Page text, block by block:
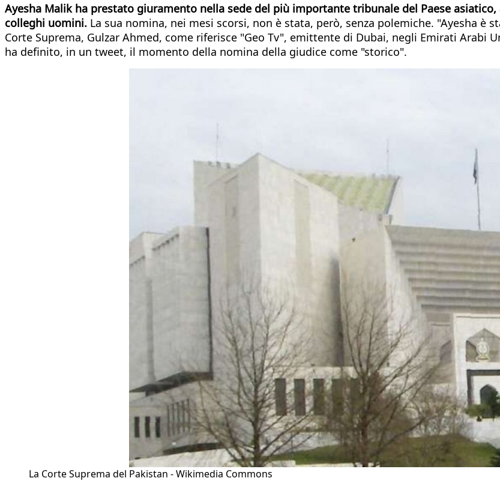
Ayesha Malik ha prestato giuramento nella sede del più importante tribunale del Paese
colleghi uomini. La sua nomina, nei mesi scorsi, non è stata, però, senza polemiche. "Ayesha
Corte Suprema, Gulzar Ahmed, come riferisce "Geo Tv", emittente di Dubai, negli Emirati
ha definito, in un tweet, il momento della nomina della giudice come "storico".
La Corte Suprema del Pakistan - Wikimedia Commons